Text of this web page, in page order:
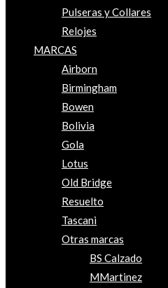
Pulseras y Collares
Relojes
MARCAS
Airborn
Birmingham
Bowen
Bolivia
Gola
Lotus
Old Bridge
Resuelto
Tascani
Otras marcas
BS Calzado
MMartinez